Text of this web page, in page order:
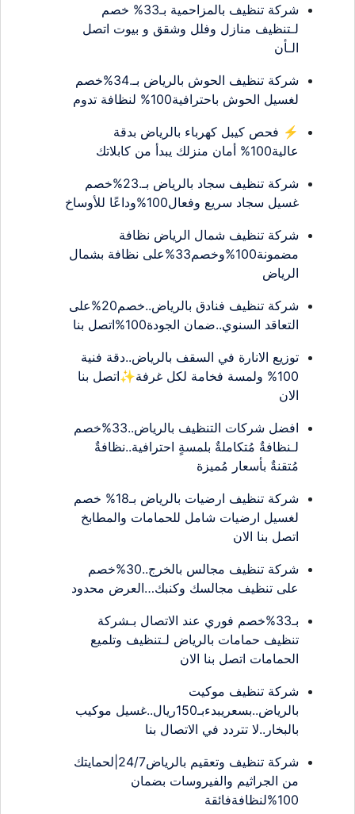
شركة تنظيف بالمزاحمية بـ33% خصم
لـتنظيف منازل وفلل وشقق و بيوت اتصل
الـأن
شركة تنظيف الحوش بالرياض بـ.34%خصم
لغسيل الحوش باحترافية100% لنظافة تدوم
⚡ فحص كيبل كهرباء بالرياض بدقة
عالية100% أمان منزلك يبدأ من كابلاتك
شركة تنظيف سجاد بالرياض بـ.23%خصم
غسيل سجاد سريع وفعال100%وداعًا للأوساخ
شركة تنظيف شمال الرياض نظافة
مضمونة100%وخصم33%على نظافة بشمال
الرياض
شركة تنظيف فنادق بالرياض..خصم20%على
التعاقد السنوي..ضمان الجودة100%اتصل بنا
توزيع الانارة في السقف بالرياض..دقة فنية
100% ولمسة فخامة لكل غرفة✨اتصل بنا
الان
افضل شركات التنظيف بالرياض..33%خصم
لـنظافةٌ مُتكاملةٌ بلمسةٍ احترافية..نظافةٌ
مُتقنةٌ بأسعار مُميزة
شركة تنظيف ارضيات بالرياض بـ18% خصم
لغسيل ارضيات شامل للحمامات والمطابخ
اتصل بنا الان
شركة تنظيف مجالس بالخرج..30%خصم
على تنظيف مجالسك وكنبك…العرض محدود
بـ33%خصم فوري عند الاتصال بـشركة
تنظيف حمامات بالرياض لـتنظيف وتلميع
الحمامات اتصل بنا الان
شركة تنظيف موكيت
بالرياض..بسعريبدءبـ150ريال..غسيل موكيب
بالبخار..لا تتردد في الاتصال بنا
شركة تنظيف وتعقيم بالرياض24/7|لحمايتك
من الجراثيم والفيروسات بضمان
100%لنظافةفائقة